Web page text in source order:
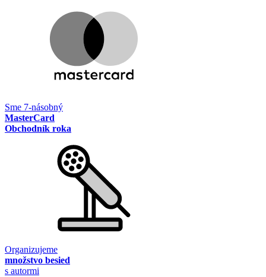
Sme 7-násobný
MasterCard
Obchodník roka
Organizujeme
množstvo besied
s autormi